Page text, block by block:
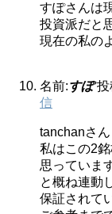
すぽさんは
投資派だと
現在の私の
名前:すぽ 投
信
tanchanさん
私はこの2
思っていま
と概ね連動
保証されて